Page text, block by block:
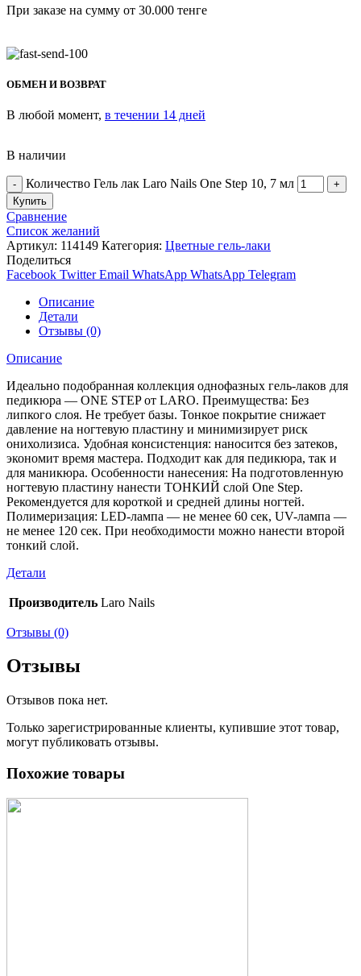
При заказе на сумму от 30.000 тенге
ОБМЕН И ВОЗВРАТ
В любой момент, в течении 14 дней
В наличии
Количество Гель лак Laro Nails One Step 10, 7 мл
Купить
Сравнение
Список желаний
Артикул: 114149 Категория: Цветные гель-лаки
Поделиться
Facebook Twitter Email WhatsApp WhatsApp Telegram
Описание
Детали
Отзывы (0)
Описание
Идеально подобранная коллекция однофазных гель-лаков для
педикюра — ONE STEP от LARO. Преимущества: Без
липкого слоя. Не требует базы. Тонкое покрытие снижает
давление на ногтевую пластину и минимизирует риск
онихолизиса. Удобная консистенция: наносится без затеков,
экономит время мастера. Подходит как для педикюра, так и
для маникюра. Особенности нанесения: На подготовленную
ногтевую пластину нанести ТОНКИЙ слой One Step.
Рекомендуется для короткой и средней длины ногтей.
Полимеризация: LED-лампа — не менее 60 сек, UV-лампа —
не менее 120 сек. При необходимости можно нанести второй
тонкий слой.
Детали
Производитель Laro Nails
Отзывы (0)
Отзывы
Отзывов пока нет.
Только зарегистрированные клиенты, купившие этот товар,
могут публиковать отзывы.
Похожие товары